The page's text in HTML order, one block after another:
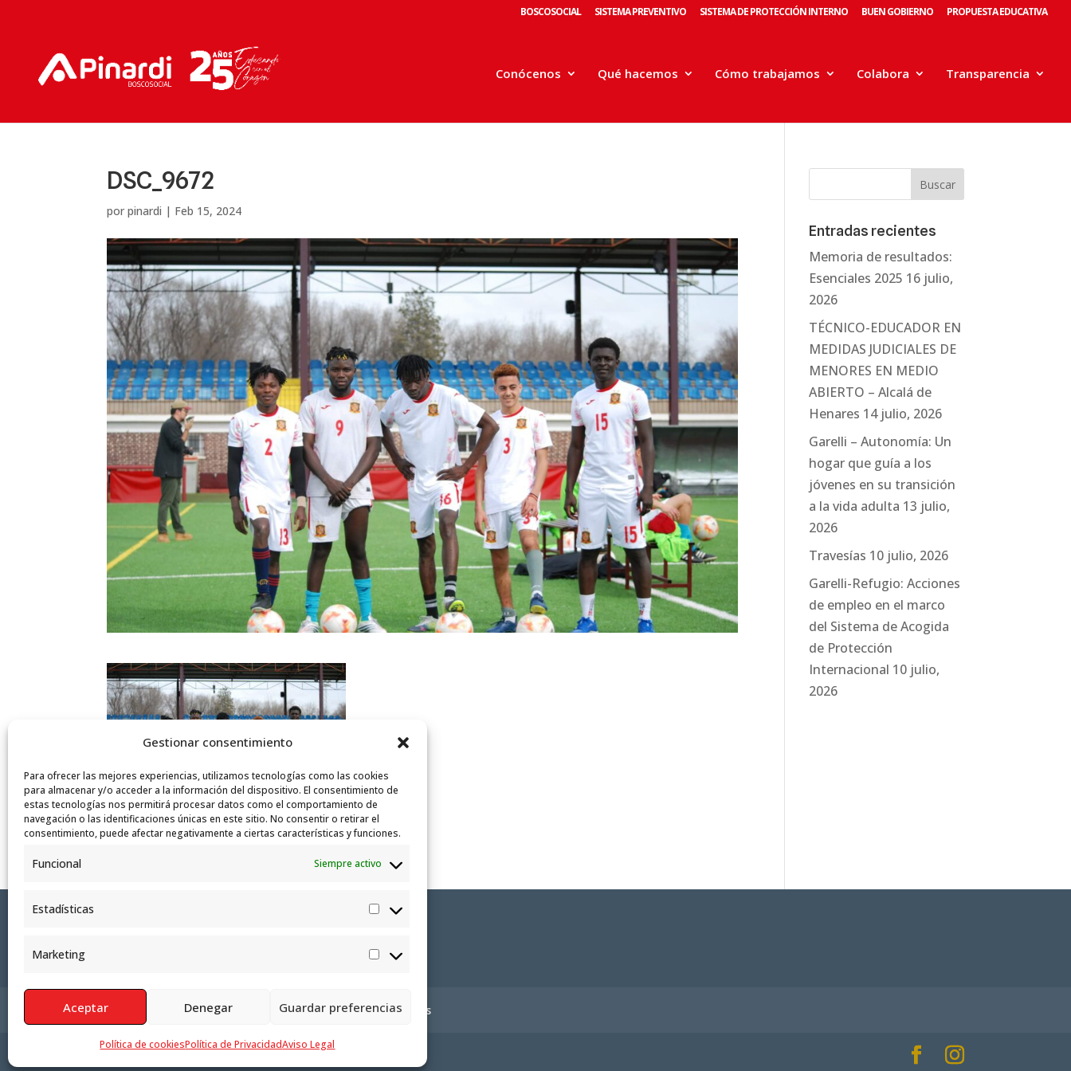
Gestionar consentimiento
Para ofrecer las mejores experiencias, utilizamos tecnologías como las cookies
para almacenar y/o acceder a la información del dispositivo. El consentimiento de
estas tecnologías nos permitirá procesar datos como el comportamiento de
navegación o las identificaciones únicas en este sitio. No consentir o retirar el
consentimiento, puede afectar negativamente a ciertas características y funciones.
Funcional Siempre activo
Estadísticas
Estadísticas
Marketing
Marketing
Aceptar Denegar Guardar preferencias
Política de cookiesPolítica de PrivacidadAviso Legal
BOSCOSOCIAL SISTEMA PREVENTIVO SISTEMA DE PROTECCIÓN INTERNO BUEN GOBIERNO PROPUESTA EDUCATIVA
Conócenos Qué hacemos Cómo trabajamos Colabora Transparencia
DSC_9672
porpinardi | Feb 15, 2024
Entradas recientes
Memoria de resultados:
Esenciales 2025 16 julio,
2026
TÉCNICO-EDUCADOR EN
MEDIDAS JUDICIALES DE
MENORES EN MEDIO
ABIERTO – Alcalá de
Henares 14 julio, 2026
Garelli – Autonomía: Un
hogar que guía a los
jóvenes en su transición
a la vida adulta 13 julio,
2026
Travesías 10 julio, 2026
Garelli-Refugio: Acciones
de empleo en el marco
del Sistema de Acogida
de Protección
Internacional 10 julio,
2026
Política de Privacidad Aviso Legal Política de cookies